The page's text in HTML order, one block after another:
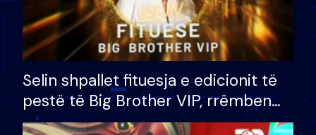
Selin shpallet fituesja e edicionit të
pestë të Big Brother VIP, rrëmben
çmimin e madh prej 100 mijë eurosh